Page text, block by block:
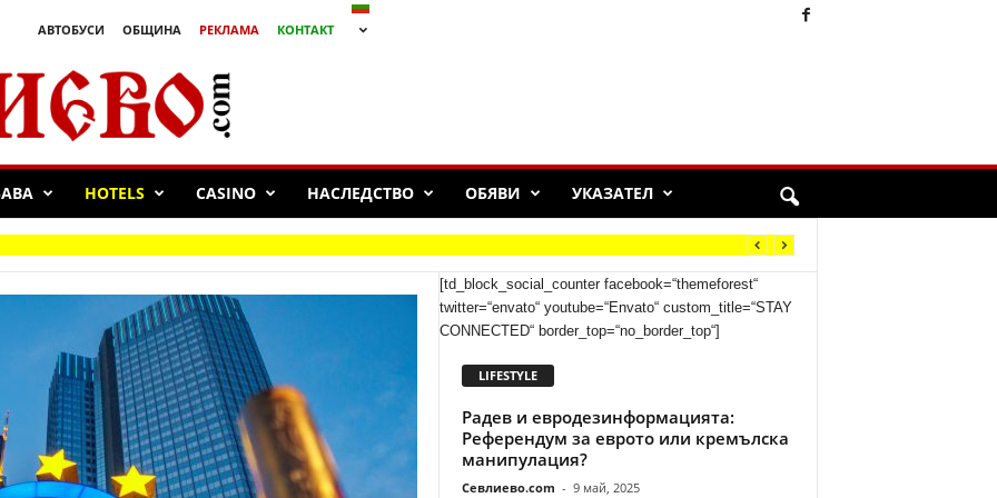
АВТОБУСИ ОБЩИНА РЕКЛАМА
КОНТАКТ
HOTELS CASINO НАСЛЕДСТВО ОБЯВИ УКАЗАТЕЛ
с 2:1
[td_block_social_counter facebook=“themeforest“
twitter=“envato“ youtube=“Envato“ custom_title=“STAY
CONNECTED“ border_top=“no_border_top“]
LIFESTYLE
Радев и евродезинформацията:
Референдум за еврото или кремълска
манипулация?
Севлиево.com - 9 май, 2025